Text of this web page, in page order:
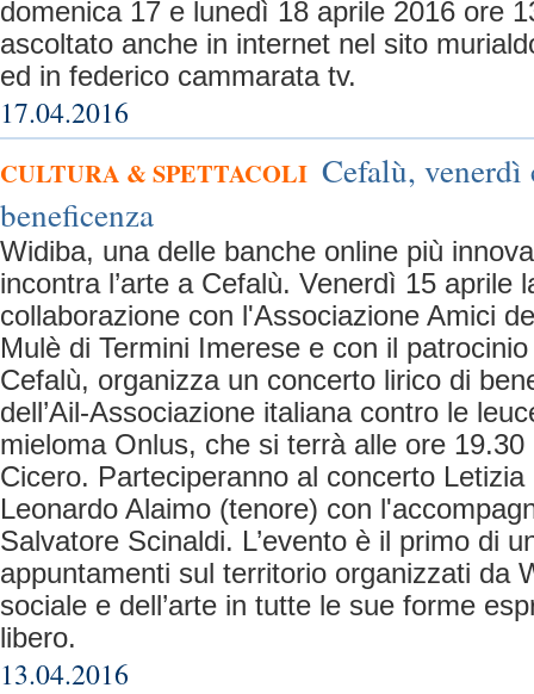
domenica 17 e lunedì 18 aprile 2016 ore
ascoltato anche in internet nel sito
ed in federico cammarata tv.
17.04.2016
CULTURA & SPETTACOLI Cefalù,
beneficenza
Widiba, una delle banche online più
incontra l’arte a Cefalù. Venerdì 15 aprile
collaborazione con l'Associazione Amici
Mulè di Termini Imerese e con il
Cefalù, organizza un concerto lirico di
dell’Ail-Associazione italiana contro le
mieloma Onlus, che si terrà alle ore 19.30
Cicero. Parteciperanno al concerto
Leonardo Alaimo (tenore) con
Salvatore Scinaldi. L’evento è il primo di
appuntamenti sul territorio organizzati da
sociale e dell’arte in tutte le sue forme
libero.
13.04.2016